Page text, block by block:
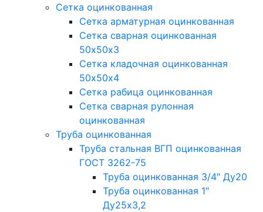
Сетка оцинкованная
Сетка арматурная оцинкованная
Сетка сварная оцинкованная
50х50х3
Сетка кладочная оцинкованная
50х50х4
Сетка рабица оцинкованная
Сетка сварная рулонная
оцинкованная
Труба оцинкованная
Труба стальная ВГП оцинкованная
ГОСТ 3262-75
Труба оцинкованная 3/4″ Ду20
Труба оцинкованная 1″
Ду25х3,2